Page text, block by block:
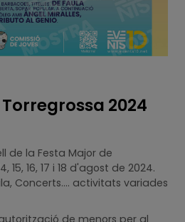
2024
de la Festa Major de
15, 16, 17 i 18 d'agost de 2024.
Concerts.... activitats variades
de menors per al